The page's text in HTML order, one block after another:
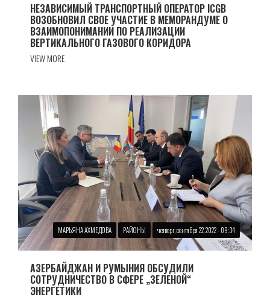
НЕЗАВИСИМЫЙ ТРАНСПОРТНЫЙ ОПЕРАТОР ICGB
ВОЗОБНОВИЛ СВОЕ УЧАСТИЕ В МЕМОРАНДУМЕ О
ВЗАИМОПОНИМАНИИ ПО РЕАЛИЗАЦИИ
ВЕРТИКАЛЬНОГО ГАЗОВОГО КОРИДОРА
VIEW MORE
МАРЬЯНА АХМЕДОВА РАЙОНЫ четверг, сентября 22, 2022 - 09:34
АЗЕРБАЙДЖАН И РУМЫНИЯ ОБСУДИЛИ
СОТРУДНИЧЕСТВО В СФЕРЕ „ЗЕЛЕНОЙ“
ЭНЕРГЕТИКИ